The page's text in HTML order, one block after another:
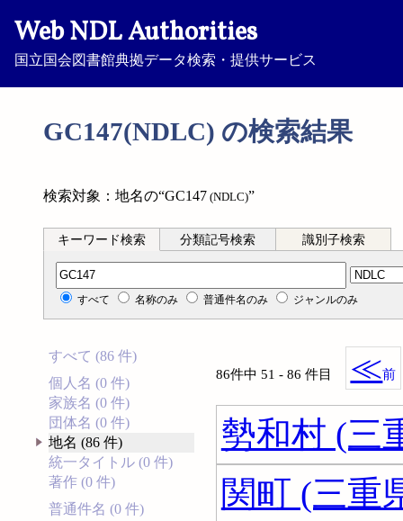
Web NDL Authorities
国立国会図書館典拠データ検索・提供サービス
GC147(NDLC) の検索結果
検索対象：地名の“GC147 (NDLC)”
キーワード検索 分類記号検索 識別子検索
分類記号検索
すべて 名称のみ 普通件名のみ ジャンルのみ
すべて (86 件)
個人名 (0 件)
家族名 (0 件)
団体名 (0 件)
地名 (86 件)
統一タイトル (0 件)
著作 (0 件)
普通件名 (0 件)
86件中 51 - 86 件目 ≪前
勢和村 (三
関町 (三重